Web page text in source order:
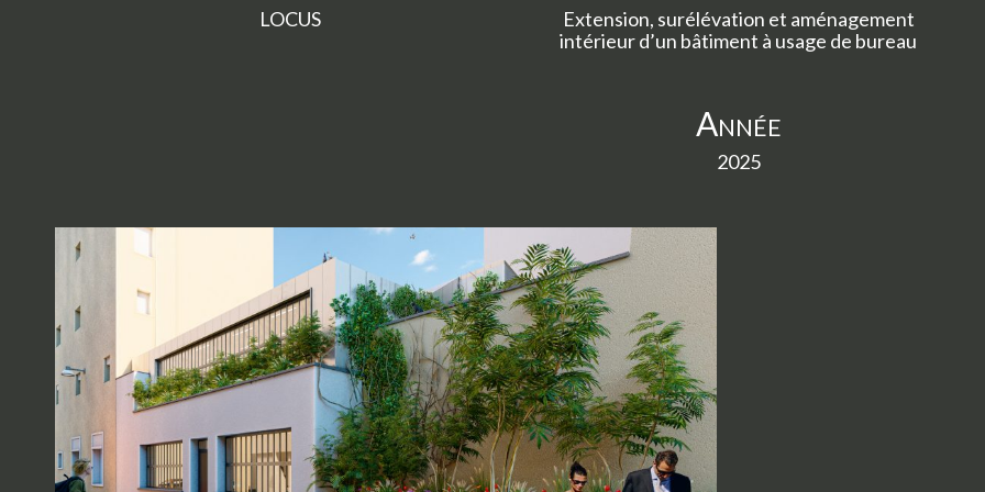
LOCUS
Extension, surélévation et aménagement
intérieur d’un bâtiment à usage de bureau
Année
2025